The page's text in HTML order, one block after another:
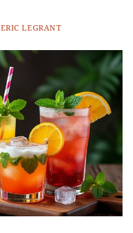
ERIC LEGRANT